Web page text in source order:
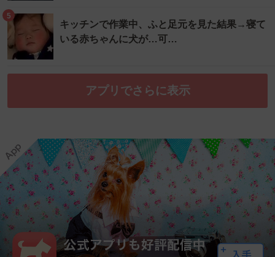
5
キッチンで作業中、ふと足元を見た結果→寝て
いる赤ちゃんに犬が…可…
アプリでさらに表示